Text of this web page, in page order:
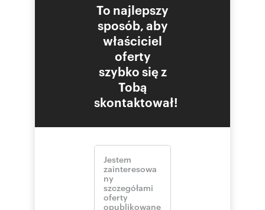
To najlepszy
sposób, aby
właściciel
oferty
szybko się z
Tobą
skontaktował!